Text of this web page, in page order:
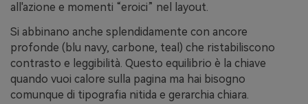
all'azione e momenti “eroici” nel layout.
Si abbinano anche splendidamente con ancore
profonde (blu navy, carbone, teal) che ristabiliscono
contrasto e leggibilità. Questo equilibrio è la chiave
quando vuoi calore sulla pagina ma hai bisogno
comunque di tipografia nitida e gerarchia chiara.